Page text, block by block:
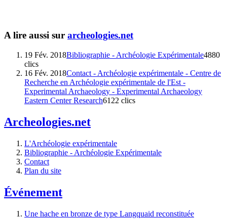
A lire aussi sur archeologies.net
19 Fév. 2018Bibliographie - Archéologie Expérimentale4880
clics
16 Fév. 2018Contact - Archéologie expérimentale - Centre de
Recherche en Archéologie expérimentale de l'Est -
Experimental Archaeology - Experimental Archaeology
Eastern Center Research6122 clics
Archeologies.net
L'Archéologie expérimentale
Bibliographie - Archéologie Expérimentale
Contact
Plan du site
Événement
Une hache en bronze de type Langquaid reconstituée